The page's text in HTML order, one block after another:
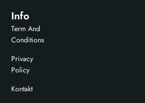
Info
Term And
Conditions
Privacy
Policy
Kontakt